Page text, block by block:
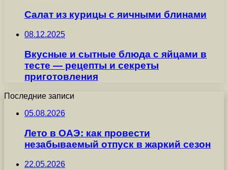
Cалат из курицы с яичными блинами
08.12.2025
Вкусные и сытные блюда с яйцами в
тесте — рецепты и секреты
приготовления
Последние записи
05.08.2026
Лето в ОАЭ: как провести
незабываемый отпуск в жаркий сезон
22.05.2026